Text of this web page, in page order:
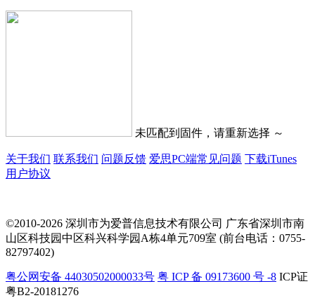
未匹配到固件，请重新选择 ～
关于我们 联系我们 问题反馈 爱思PC端常见问题 下载iTunes
用户协议
©2010-2026 深圳市为爱普信息技术有限公司 广东省深圳市南
山区科技园中区科兴科学园A栋4单元709室 (前台电话：0755-
82797402)
粤公网安备 44030502000033号 粤 ICP 备 09173600 号 -8 ICP证
粤B2-20181276